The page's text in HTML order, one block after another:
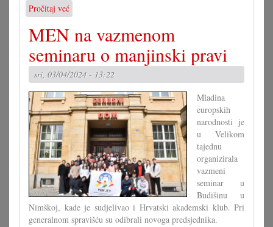
Pročitaj već
Poslaniki
EU-
podupiraju
koruške
Slovence
MEN na vazmenom
seminaru o manjinski pravi
sri, 03/04/2024 - 13:22
Mladina
europskih
narodnosti je
u Velikom
tajednu
organizirala
vazmeni
seminar u
Budišinu u
Nimškoj, kade je sudjelivao i Hrvatski akademski klub. Pri
generalnom spravišću su odibrali novoga predsjednika.